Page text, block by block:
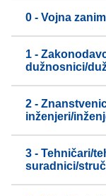
0 - Vojna
1 -
dužnosnici/
2 -
inženjeri/
3 - Tehničari/
suradnici/